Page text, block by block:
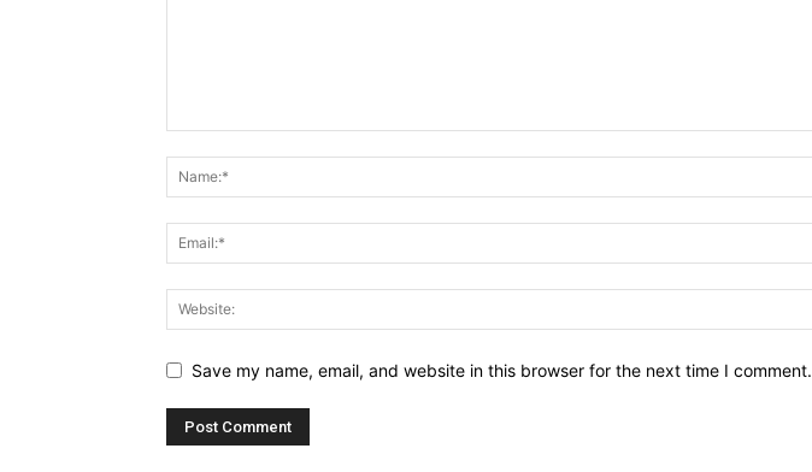
Save my name, email, and website in this browser for the next time I comment.